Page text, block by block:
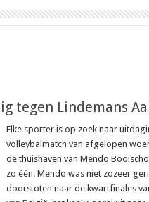
tegen Lindemans
Elke sporter is op zoek naar
volleybalmatch van afgelopen
de thuishaven van Mendo
zo één. Mendo was niet zozeer
doorstoten naar de kwartfinales